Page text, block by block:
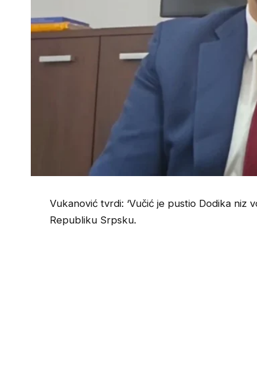
Vukanović tvrdi: ‘Vučić je pustio Dodika
Republiku Srpsku.